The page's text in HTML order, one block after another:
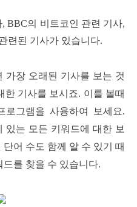
BBC의 비트코인 관련 기사,
련된 기사가 있습니다.
가장 오래된 기사를 보는 것
한 기사를 보시죠. 이를 볼때
로그램을 사용하여 보세요.
있는 모든 키워드에 대한 보
어 수도 함께 알 수 있기 때
를 찾을 수 있습니다.